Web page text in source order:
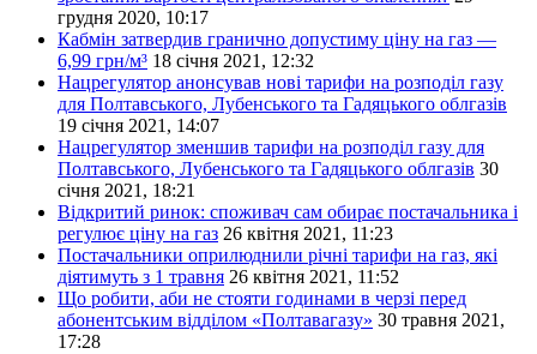
грудня 2020, 10:17
Кабмін затвердив гранично допустиму ціну на газ —
6,99 грн/м³ 18 січня 2021, 12:32
Нацрегулятор анонсував нові тарифи на розподіл газу
для Полтавського, Лубенського та Гадяцького облгазів
19 січня 2021, 14:07
Нацрегулятор зменшив тарифи на розподіл газу для
Полтавського, Лубенського та Гадяцького облгазів 30
січня 2021, 18:21
Відкритий ринок: споживач сам обирає постачальника і
регулює ціну на газ 26 квітня 2021, 11:23
Постачальники оприлюднили річні тарифи на газ, які
діятимуть з 1 травня 26 квітня 2021, 11:52
Що робити, аби не стояти годинами в черзі перед
абонентським відділом «Полтавагазу» 30 травня 2021,
17:28